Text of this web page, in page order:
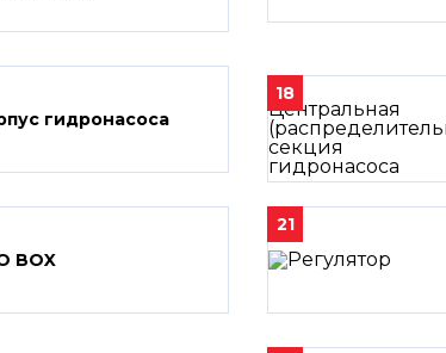
гидронасоса
18
BOX
21